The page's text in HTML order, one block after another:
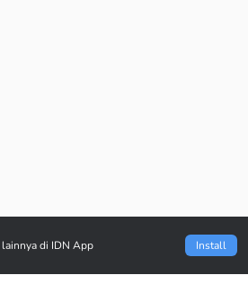
lainnya di IDN App Install